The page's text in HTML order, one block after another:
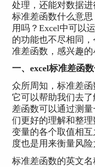
处理，还能对数据
标准差函数什么意思
用吗？Excel中可以
的功能也不尽相同
准差函数，感兴趣的
一、excel标准差函
众所周知，标准差
它可以帮助我们去
差函数可以通过测
们更好的理解和整
变量的各个取值相
度也是用来衡量风险
标准差函数的英文名